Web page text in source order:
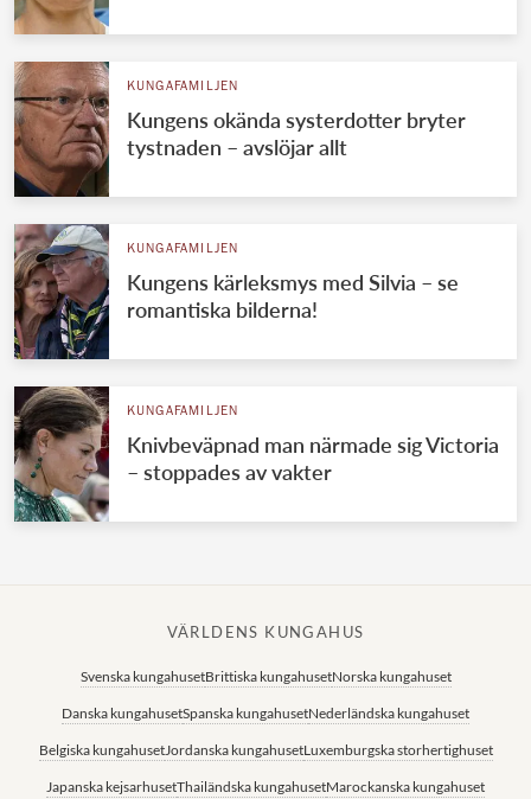
KUNGAFAMILJEN
Kungens okända systerdotter bryter
tystnaden – avslöjar allt
KUNGAFAMILJEN
Kungens kärleksmys med Silvia – se
romantiska bilderna!
KUNGAFAMILJEN
Knivbeväpnad man närmade sig Victoria
– stoppades av vakter
VÄRLDENS KUNGAHUS
Svenska kungahusetBrittiska kungahusetNorska kungahuset
Danska kungahusetSpanska kungahusetNederländska kungahuset
Belgiska kungahusetJordanska kungahusetLuxemburgska storhertighuset
Japanska kejsarhusetThailändska kungahusetMarockanska kungahuset